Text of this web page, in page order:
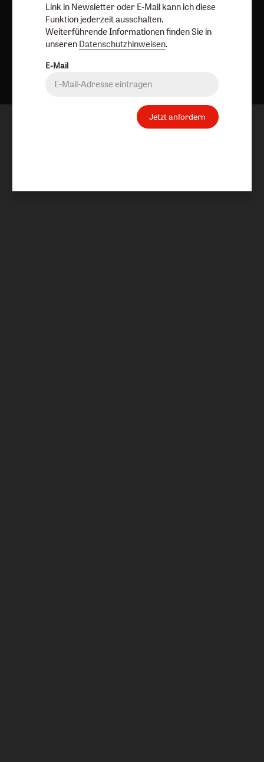
Link in Newsletter oder E-Mail kann ich diese
Funktion jederzeit ausschalten.
Weiterführende Informationen finden Sie in
unseren Datenschutzhinweisen.
E-Mail
Jetzt anfordern